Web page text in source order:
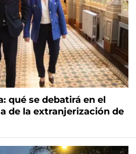
qué se debatirá en el
de la extranjerización de